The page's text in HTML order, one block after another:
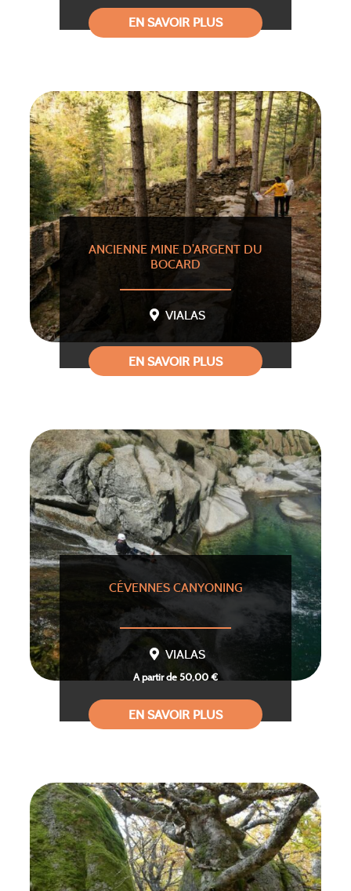
EN SAVOIR PLUS
ANCIENNE MINE D’ARGENT DU
BOCARD
VIALAS
EN SAVOIR PLUS
CÉVENNES CANYONING
VIALAS
A partir de 50,00 €
EN SAVOIR PLUS